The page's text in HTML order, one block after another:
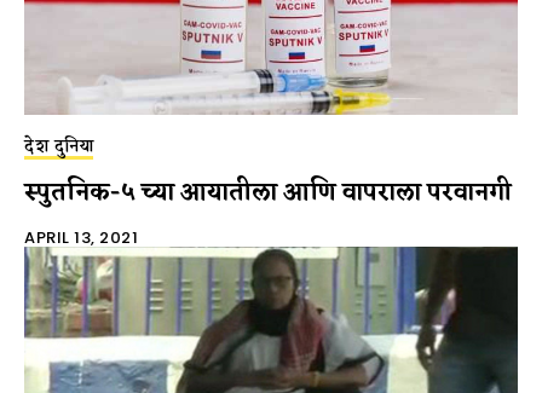
देश दुनिया
स्पुतनिक-५ च्या आयातीला आणि वापराला परवानगी
APRIL 13, 2021